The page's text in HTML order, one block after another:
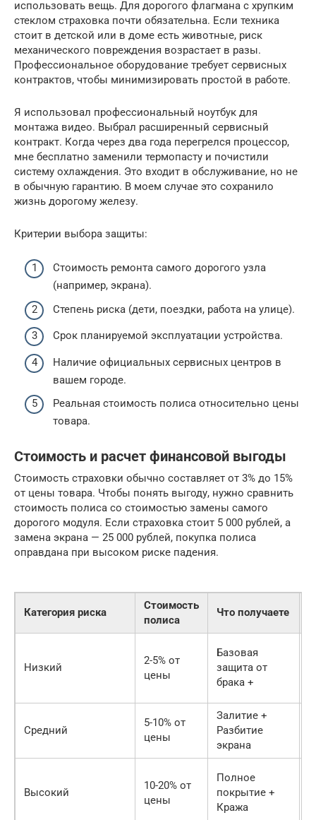
использовать вещь. Для дорогого флагмана с хрупким
стеклом страховка почти обязательна. Если техника
стоит в детской или в доме есть животные, риск
механического повреждения возрастает в разы.
Профессиональное оборудование требует сервисных
контрактов, чтобы минимизировать простой в работе.
Я использовал профессиональный ноутбук для
монтажа видео. Выбрал расширенный сервисный
контракт. Когда через два года перегрелся процессор,
мне бесплатно заменили термопасту и почистили
систему охлаждения. Это входит в обслуживание, но не
в обычную гарантию. В моем случае это сохранило
жизнь дорогому железу.
Критерии выбора защиты:
Стоимость ремонта самого дорогого узла
(например, экрана).
Степень риска (дети, поездки, работа на улице).
Срок планируемой эксплуатации устройства.
Наличие официальных сервисных центров в
вашем городе.
Реальная стоимость полиса относительно цены
товара.
Стоимость и расчет финансовой выгоды
Стоимость страховки обычно составляет от 3% до 15%
от цены товара. Чтобы понять выгоду, нужно сравнить
стоимость полиса со стоимостью замены самого
дорогого модуля. Если страховка стоит 5 000 рублей, а
замена экрана — 25 000 рублей, покупка полиса
оправдана при высоком риске падения.
Категория риска
Стоимость
полиса
Что получаете
Низкий
2-5% от
цены
Базовая
защита от
брака +
Средний
5-10% от
цены
Залитие +
Разбитие
экрана
Высокий
10-20% от
цены
Полное
покрытие +
Кража